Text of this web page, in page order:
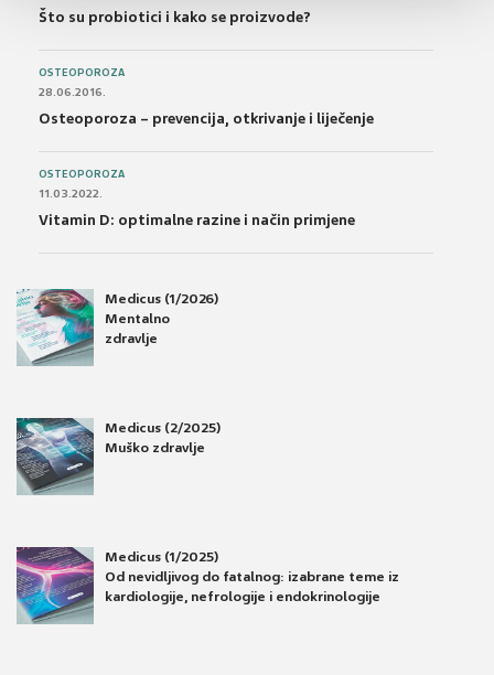
Što su probiotici i kako se proizvode?
OSTEOPOROZA
28.06.2016.
Osteoporoza – prevencija, otkrivanje i liječenje
OSTEOPOROZA
11.03.2022.
Vitamin D: optimalne razine i način primjene
Medicus (1/2026)
Mentalno
zdravlje
Medicus (2/2025)
Muško zdravlje
Medicus (1/2025)
Od nevidljivog do fatalnog: izabrane teme iz
kardiologije, nefrologije i endokrinologije